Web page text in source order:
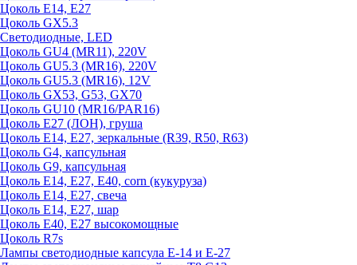
Цоколь E14, E27
Цоколь GX5.3
Светодиодные, LED
Цоколь GU4 (MR11), 220V
Цоколь GU5.3 (MR16), 220V
Цоколь GU5.3 (MR16), 12V
Цоколь GX53, G53, GX70
Цоколь GU10 (MR16/PAR16)
Цоколь Е27 (ЛОН), груша
Цоколь Е14, Е27, зеркальные (R39, R50, R63)
Цоколь G4, капсульная
Цоколь G9, капсульная
Цоколь Е14, Е27, Е40, corn (кукуруза)
Цоколь Е14, Е27, свеча
Цоколь Е14, Е27, шар
Цоколь Е40, Е27 высокомощные
Цоколь R7s
Лампы светодиодные капсула Е-14 и Е-27